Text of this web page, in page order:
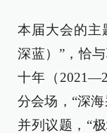
本届大会的主
深蓝）”，恰
十年（
分会场，“深
并列议题，“